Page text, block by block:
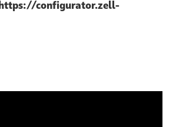
https://configurator.zell-